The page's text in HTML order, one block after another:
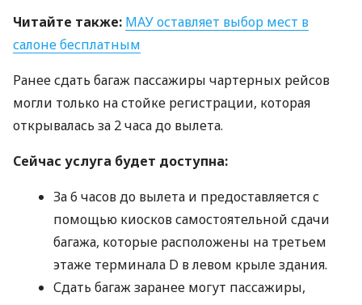
Читайте также: МАУоставляет выбор мест в
салоне бесплатным
Ранее сдать багаж пассажиры чартерных рейсов
могли только на стойке регистрации, которая
открывалась за 2 часа до вылета.
Сейчас услуга будет доступна:
За 6 часов до вылета и предоставляется с
помощью киосков самостоятельной сдачи
багажа, которые расположены на третьем
этаже терминала D в левом крыле здания.
Сдать багаж заранее могут пассажиры,